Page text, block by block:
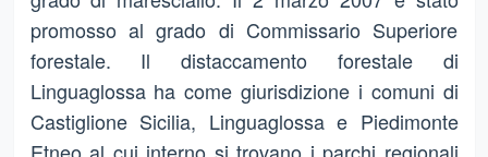
promosso al grado di Commissario Superiore
forestale. Il distaccamento forestale di
Linguaglossa ha come giurisdizione i comuni di
Castiglione Sicilia, Linguaglossa e Piedimonte